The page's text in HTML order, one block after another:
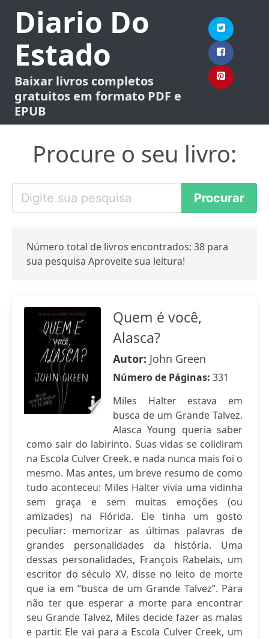
Diario Do
Estado
Baixar livros completos
gratuitos em formato PDF e
EPUB
Procure o seu livro:
Número total de livros encontrados: 38 para
sua pesquisa Aproveite sua leitura!
Quem é você,
Alasca?
Autor: John Green
Número de Páginas: 331
Miles Halter estava em
busca de um Grande Talvez.
Alasca Young queria saber
como sair do labirinto. Suas vidas se colidiram
na Escola Culver Creek, e nada nunca mais foi o
mesmo. Mas antes, um breve resumo de como
tudo aconteceu: Miles Halter vivia uma vidinha
sem graça e sem muitas emoções (ou
amizades) na Flórida. Ele tinha um gosto
peculiar: memorizar as últimas palavras de
grandes personalidades da história. Uma
dessas personalidades, François Rabelais, um
escritor do século XV, disse no leito de morte
que ia em “busca de um Grande Talvez”. Para
não ter que esperar a morte para encontrar
seu Grande Talvez, Miles decide fazer as malas
e partir. Ele vai para a Escola Culver Creek, um